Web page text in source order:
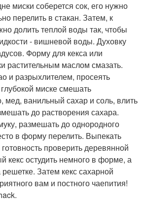
миски соберется сок, его нужно
перелить в стакан. Затем, к
долить теплой воды так, чтобы
- вишневой воды. Духовку
Форму для кекса или
растительным маслом смазать.
и разрыхлителем, просеять
миске смешать
мед, ванильный сахар и соль, влить
до растворения сахара.
размешать до однородного
в форму перелить. Выпекать
проверить деревянной
кекс остудить немного в форме, а
Затем кекс сахарной
вам и постного чаепития!